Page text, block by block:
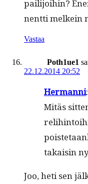
pail­i­joi­hin?
nent­ti melkein
Vastaa
Poth1ue1
22.12.2014 20:52
Her­man­ni:
Mitäs
takaisin
Joo, heti sen